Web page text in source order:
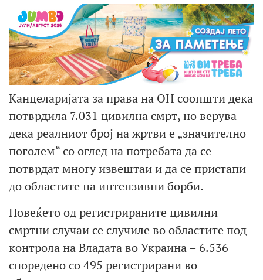
Канцеларијата за права на ОН соопшти дека
потврдила 7.031 цивилна смрт, но верува
дека реалниот број на жртви е „значително
поголем“ со оглед на потребата да се
потврдат многу извештаи и да се пристапи
до областите на интензивни борби.
Повеќето од регистрираните цивилни
смртни случаи се случиле во областите под
контрола на Владата во Украина – 6.536
споредено со 495 регистрирани во